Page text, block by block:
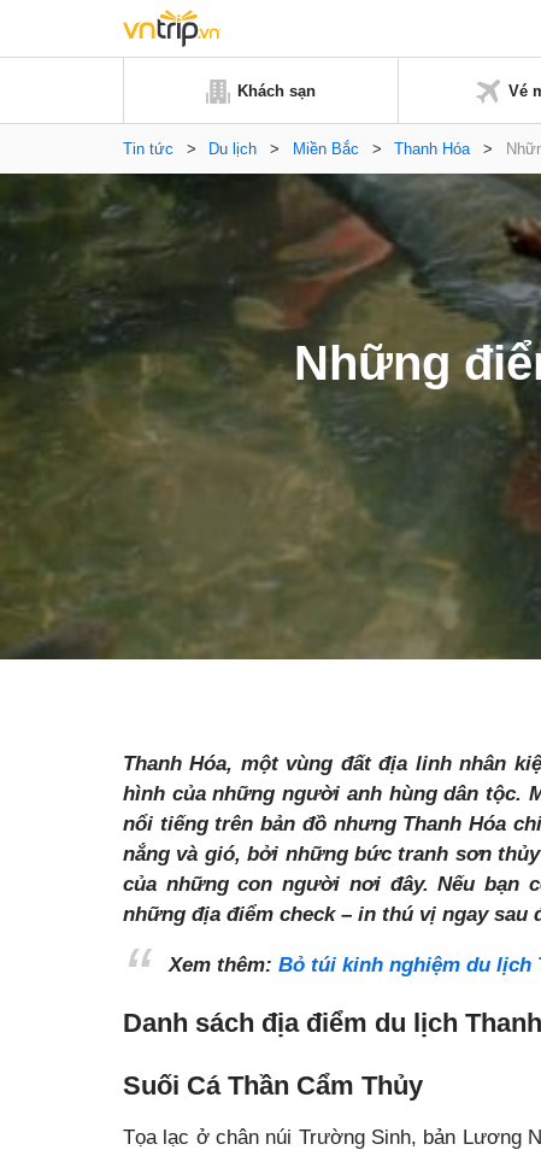
Khách sạn Vé
Tin tức > Du lịch > Miền Bắc > Thanh Hóa >
Những
Thanh Hóa, một vùng đất địa linh nhân
hình của những người anh hùng dân tộc.
nổi tiếng trên bản đồ nhưng Thanh Hóa
nắng và gió, bởi những bức tranh sơn
của những con người nơi đây. Nếu bạn
những địa điểm check – in thú vị ngay sau
Xem thêm:Bỏ túi kinh nghiệm du lịch
Danh sách địa điểm du lịch
Suối Cá Thần Cẩm Thủy
Tọa lạc ở chân núi Trường Sinh, bản Lương